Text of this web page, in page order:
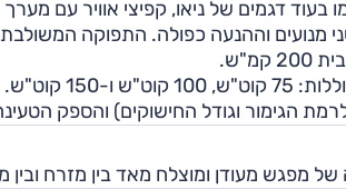
מפגש מעודן ומוצלח מאד בין מזרח ובין